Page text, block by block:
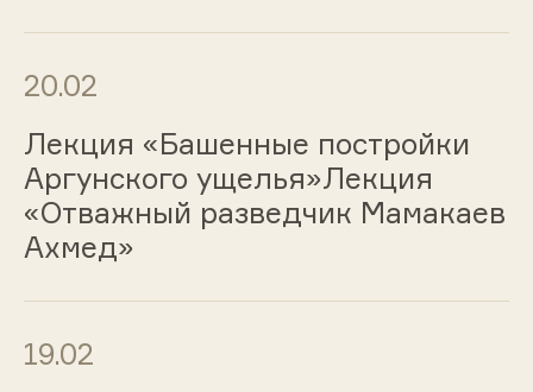
20.02
Лекция «Башенные постройки
Аргунского ущелья»Лекция
«Отважный разведчик Мамакаев
Ахмед»
19.02